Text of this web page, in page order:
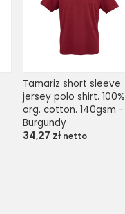
Tamariz short sleeve
jersey polo shirt. 100%
org. cotton. 140gsm -
Burgundy
34,27 zł netto